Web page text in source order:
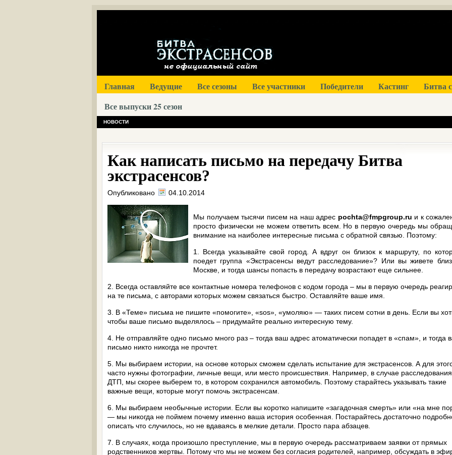
Главная Ведущие Все сезоны Все участники Победители Кастинг
Битва
Все выпуски 25 сезон
НОВОСТИ
Как написать письмо на передачу Битва
экстрасенсов?
Опубликовано 04.10.2014
Мы получаем тысячи писем на наш адрес pochta@fmpgroup.ru и к
просто физически не можем ответить всем. Но в первую очередь мы
внимание на наиболее интересные письма с обратной связью. Поэтому:
1. Всегда указывайте свой город. А вдруг он близок к маршруту, по
поедет группа «Экстрасенсы ведут расследование»? Или вы живете
Москве, и тогда шансы попасть в передачу возрастают еще сильнее.
2. Всегда оставляйте все контактные номера телефонов с кодом города – мы в первую очередь
на те письма, с авторами которых можем связаться быстро. Оставляйте ваше имя.
3. В «Теме» письма не пишите «помогите», «sos», «умоляю» — таких писем сотни в день. Если вы
чтобы ваше письмо выделялось – придумайте реально интересную тему.
4. Не отправляйте одно письмо много раз – тогда ваш адрес атоматически попадет в «спам», и тогда
письмо никто никогда не прочтет.
5. Мы выбираем истории, на основе которых сможем сделать испытание для экстрасенсов. А для
часто нужны фотографии, личные вещи, или место происшествия. Например, в случае расследования
ДТП, мы скорее выберем то, в котором сохранился автомобиль. Поэтому старайтесь указывать такие
важные вещи, которые могут помочь экстрасенсам.
6. Мы выбираем необычные истории. Если вы коротко напишите «загадочная смерть» или «на мне
— мы никогда не поймем почему именно ваша история особенная. Постарайтесь достаточно
описать что случилось, но не вдаваясь в мелкие детали. Просто пара абзацев.
7. В случаях, когда произошло преступление, мы в первую очередь рассматриваем заявки от прямых
родственников жертвы. Потому что мы не можем без согласия родителей, например, обсуждать в